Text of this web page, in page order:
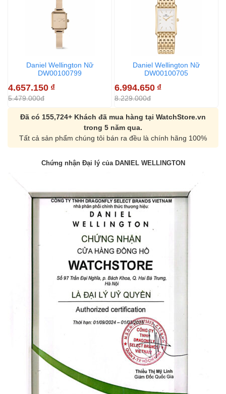
Daniel Wellington Nữ
DW00100799
4.657.150 ₫
5.479.000đ
Daniel Wellington Nữ
DW00100705
6.994.650 ₫
8.229.000đ
Đã có 155,724+ Khách đã mua hàng tại WatchStore.vn
trong 5 năm qua.
Tất cả sản phẩm chúng tôi bán ra đều là chính hãng 100%
Chứng nhận Đại lý của DANIEL WELLINGTON